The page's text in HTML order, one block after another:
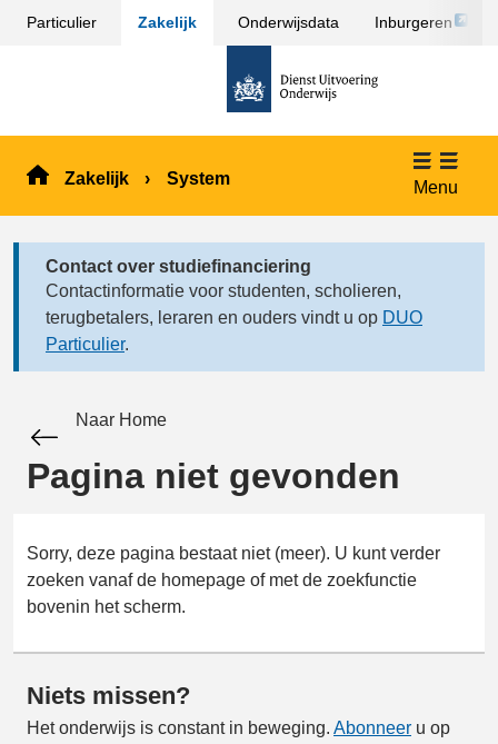
Sla
inhoud
Particulier Zakelijk Onderwijsdata Inburgeren
Link
pagina
de
Zakelijk System Menu
Contact over studiefinanciering
Contactinformatie voor studenten, scholieren,
terugbetalers, leraren en ouders vindt u op DUO
Particulier.
Naar Home
Pagina niet gevonden
Sorry, deze pagina bestaat niet (meer). U kunt verder
zoeken vanaf de homepage of met de zoekfunctie
bovenin het scherm.
Niets missen?
Het onderwijs is constant in beweging. Abonneer u op